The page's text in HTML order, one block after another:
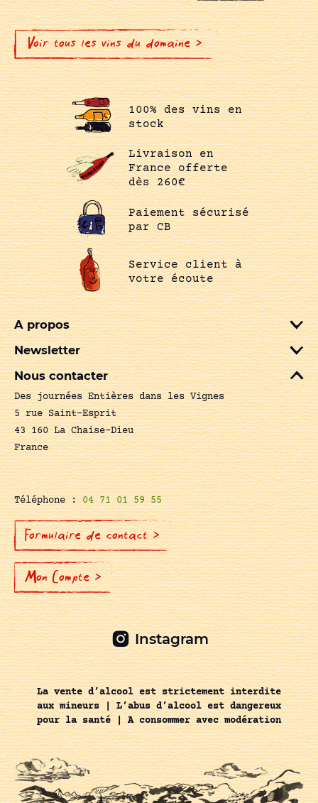
Voir tous les vins du domaine >
100% des vins en
stock
Livraison en
France offerte
dès 260€
Paiement sécurisé
par CB
Service client à
votre écoute
A propos
Newsletter
Nous contacter
Des journées Entières dans les Vignes
5 rue Saint-Esprit
43 160 La Chaise-Dieu
France
Téléphone :04 71 01 59 55
Formulaire de contact >
Mon Compte >
Instagram
La vente d’alcool est strictement interdite
aux mineurs | L’abus d’alcool est dangereux
pour la santé | A consommer avec modération